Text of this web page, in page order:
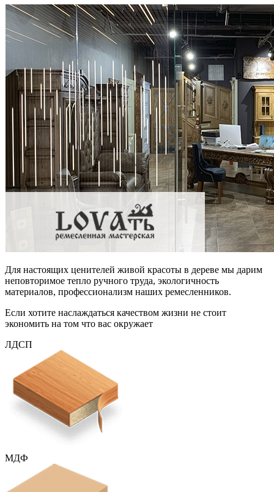
Для настоящих ценителей живой красоты в дереве мы дарим
неповторимое тепло ручного труда, экологичность
материалов, профессионализм наших ремесленников.
Если хотите наслаждаться качеством жизни не стоит
экономить на том что вас окружает
ЛДСП
МДФ